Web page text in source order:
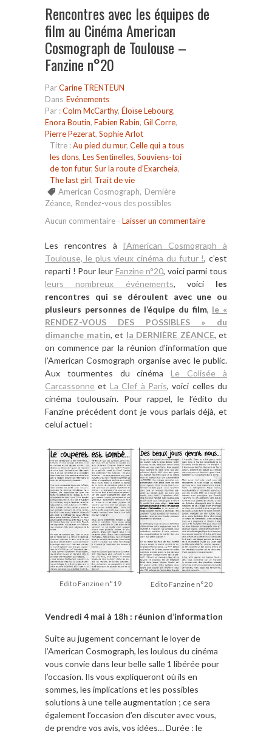
Rencontres avec les équipes de
film au Cinéma American
Cosmograph de Toulouse –
Fanzine n°20
ParCarine TRENTEUN
Dans Evénements
Par :Colm McCarthy, Éloïse Lebourg,
Enora Boutin, Fabien Rabin, Gil Corre,
Pierre Pezerat, Sophie Arlot
Titre :Au pied du mur, Celle qui a tous
les dons, Les Sentinelles, Souviens-toi
de ton futur, Sur la route d’Exarcheia,
The last girl, Trait de vie
American Cosmograph, Dernière
Zéance, Rendez-vous des possibles
Aucun commentaire - Laisser un commentaire
Les rencontres à l’American Cosmograph à
Toulouse, le plus vieux cinéma du futur !, c’est
reparti ! Pour leur Fanzine n°20, voici parmi tous
leurs nombreux événements, voici les
rencontres qui se déroulent avec une ou
plusieurs personnes de l’équipe du film, le «
RENDEZ-VOUS DES POSSIBLES » du
dimanche matin, et la DERNIÈRE ZÉANCE, et
on commence par la réunion d’information que
l’American Cosmograph organise avec le public.
Aux tourmentes du cinémaLe Colisée à
Carcassonne et La Clef à Paris, voici celles du
cinéma toulousain. Pour rappel, le l’édito du
Fanzine précédent dont je vous parlais déjà, et
celui actuel :
Edito Fanzine n°19 Edito Fanzine n°20
Vendredi 4 mai à 18h : réunion d’information
Suite au jugement concernant le loyer de
l’American Cosmograph, les loulous du cinéma
vous convie dans leur belle salle 1 libérée pour
l’occasion. Ils vous expliqueront où ils en
sommes, les implications et les possibles
solutions à une telle augmentation ; ce sera
également l’occasion d’en discuter avec vous,
de prendre vos avis, vos idées… Durée : le